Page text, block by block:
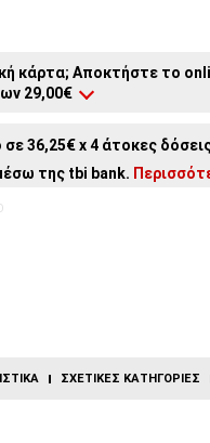
κάρτα; Αποκτήστε το
29,00€
36,25€/ μήνα
48,33€/ μήνα
36,25€ x 4 άτοκες
της tbi bank.
ΣΧΕΤΙΚΈΣ ΚΑΤΗΓΟΡΊΕΣ